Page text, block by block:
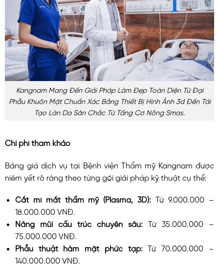
Kangnam Mang Đến Giải Pháp Làm Đẹp Toàn Diện Từ Đại
Phẫu Khuôn Mặt Chuẩn Xác Bằng Thiết Bị Hình Ảnh 3d Đến Tái
Tạo Làn Da Săn Chắc Từ Tầng Cơ Nông Smas.
Chi phí tham khảo
Bảng giá dịch vụ tại Bệnh viện Thẩm mỹ Kangnam được
niêm yết rõ ràng theo từng gói giải pháp kỹ thuật cụ thể:
Cắt mí mắt thẩm mỹ (Plasma, 3D): Từ 9.000.000 –
18.000.000 VNĐ.
Nâng mũi cấu trúc chuyên sâu:Từ 35.000.000 –
75.000.000 VNĐ.
Phẫu thuật hàm mặt phức tạp:Từ 70.000.000 –
140.000.000 VNĐ.